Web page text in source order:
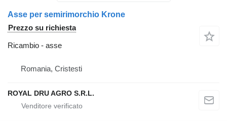
Asse per semirimorchio Krone
Prezzo su richiesta
Ricambio - asse
Romania, Cristesti
ROYAL DRU AGRO S.R.L.